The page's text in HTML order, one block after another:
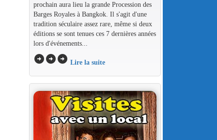
prochain aura lieu la grande Procession des
Barges Royales à Bangkok. Il s'agit d'une
tradition séculaire assez rare, même si deux
éditions se sont tenues ces 7 dernières années
lors d'événements...
arrow_circle_rightarrow_circle_rightarrow_circle_right Lire la suite